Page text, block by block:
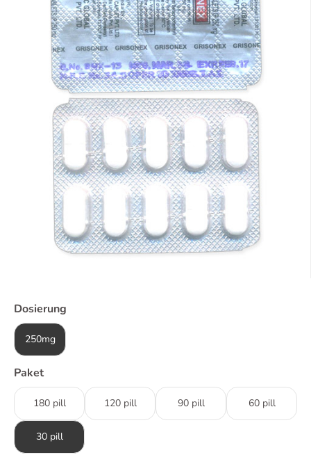
Dosierung
250mg
Paket
180 pill 120 pill 90 pill 60 pill
30 pill